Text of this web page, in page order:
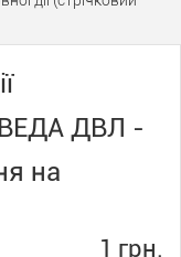
ДВЛ -
на
1 грн.